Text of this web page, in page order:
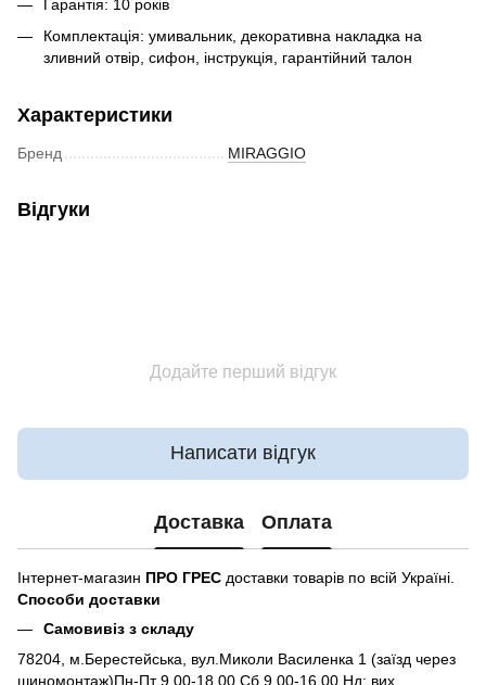
Гарантія: 10 років
Комплектація: умивальник, декоративна накладка на
зливний отвір, сифон, інструкція, гарантійний талон
Характеристики
Бренд MIRAGGIO
Відгуки
Додайте перший відгук
Написати відгук
Доставка Оплата
Інтернет-магазин ПРО ГРЕС доставки товарів по всій Україні.
Способи доставки
Самовивіз з складу
78204, м.Берестейська, вул.Миколи Василенка 1 (заїзд через
шиномонтаж)Пн-Пт 9.00-18.00 Сб 9.00-16.00 Нд: вих